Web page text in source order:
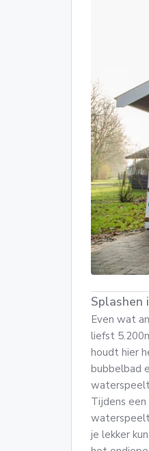
Splashen
Even wat
liefst
houdt hier
bubbelbad
Tijdens een
je lekker